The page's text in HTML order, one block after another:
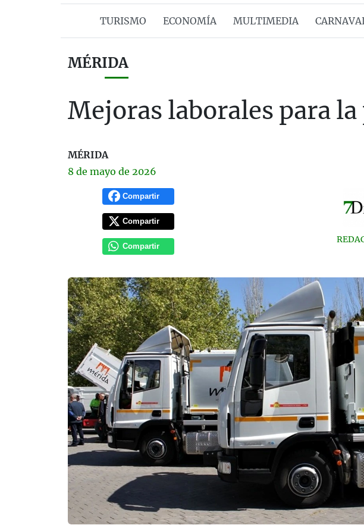
TURISMO ECONOMÍA MULTIMEDIA
MÉRIDA
Mejoras laborales para
MÉRIDA
8 de mayo de 2026
Compartir
Compartir
Compartir